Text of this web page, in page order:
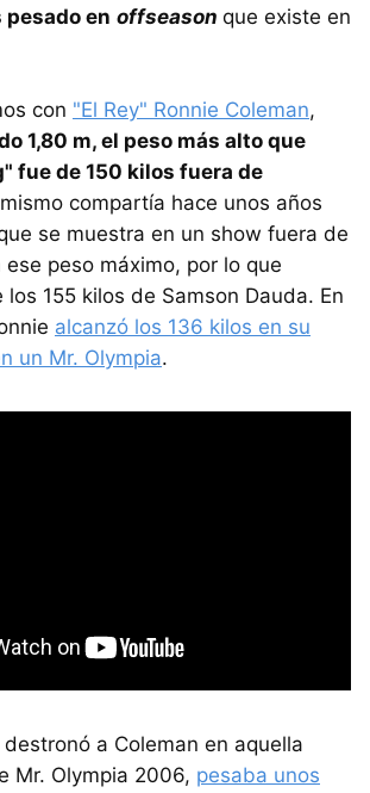
en offseason que existe en
con "El Rey" Ronnie Coleman,
1,80 m, el peso más alto que
fue de 150 kilos fuera de
compartía hace unos años
se muestra en un show fuera de
peso máximo, por lo que
155 kilos de Samson Dauda. En
alcanzó los 136 kilos en su
un Mr. Olympia.
a Coleman en aquella
Mr. Olympia 2006, pesaba unos